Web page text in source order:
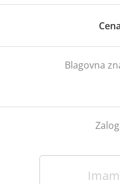
Blagovna